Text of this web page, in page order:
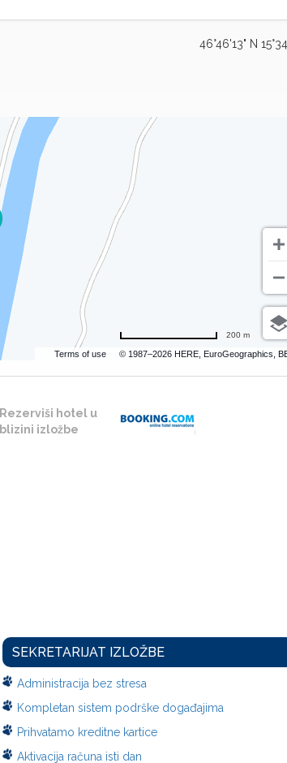
46°46'13" N
Terms of use © 1987–2026 HERE, EuroGeographics,
200 m
Rezerviši hotel u
blizini izložbe
SEKRETARIJAT IZLOŽBE
Administracija bez stresa
Kompletan sistem podrške događajima
Prihvatamo kreditne kartice
Aktivacija računa isti dan